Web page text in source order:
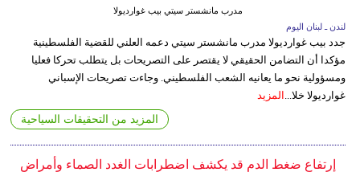
مدرب مانشستر سيتي بيب غوارديولا
لندن ـ لبنان اليوم
جدد بيب غوارديولا مدرب مانشستر سيتي دعمه العلني للقضية الفلسطينية
مؤكدا أن التضامن الحقيقي لا يقتصر على التصريحات بل يتطلب تحركا فعليا
ومسؤولية نحو ما يعانيه الشعب الفلسطيني. وجاءت تصريحات الإسباني
غوارديولا خلا...
المزيد
المزيد من التحقيقات السياحية
إرتفاع ضغط الدم قد يكشف اضطرابات الغدد الصماء وأمراض